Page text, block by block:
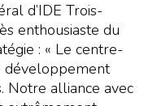
d’IDE Trois-
enthousiaste du
: « Le centre-
Notre alliance avec